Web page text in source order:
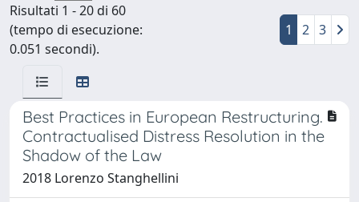
Risultati 1 - 20 di 60
(tempo di esecuzione:
0.051 secondi).
1 2 3
Best Practices in European Restructuring.
Contractualised Distress Resolution in the
Shadow of the Law
2018 Lorenzo Stanghellini